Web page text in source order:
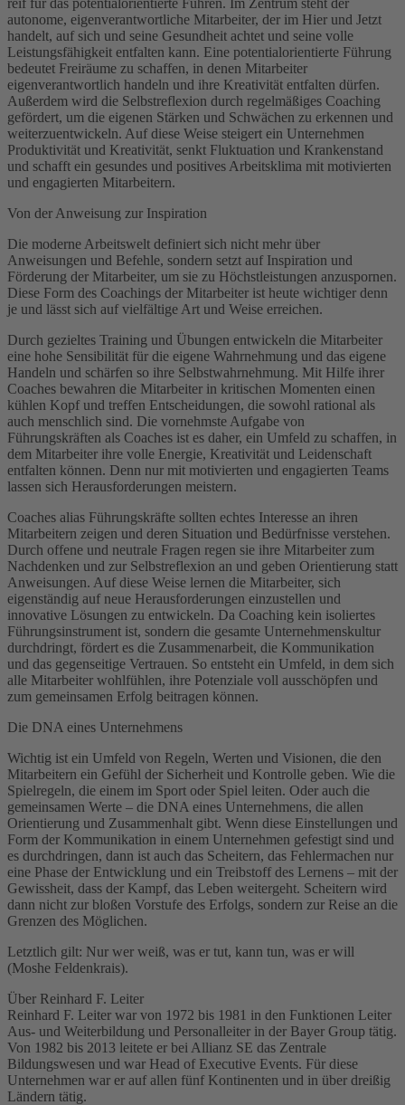
autonome, eigenverantwortliche Mitarbeiter, der im Hier und Jetzt
handelt, auf sich und seine Gesundheit achtet und seine volle
Leistungsfähigkeit entfalten kann. Eine potentialorientierte Führung
bedeutet Freiräume zu schaffen, in denen Mitarbeiter
eigenverantwortlich handeln und ihre Kreativität entfalten dürfen.
Außerdem wird die Selbstreflexion durch regelmäßiges Coaching
gefördert, um die eigenen Stärken und Schwächen zu erkennen und
weiterzuentwickeln. Auf diese Weise steigert ein Unternehmen
Produktivität und Kreativität, senkt Fluktuation und Krankenstand
und schafft ein gesundes und positives Arbeitsklima mit motivierten
und engagierten Mitarbeitern.
Von der Anweisung zur Inspiration
Die moderne Arbeitswelt definiert sich nicht mehr über
Anweisungen und Befehle, sondern setzt auf Inspiration und
Förderung der Mitarbeiter, um sie zu Höchstleistungen anzuspornen.
Diese Form des Coachings der Mitarbeiter ist heute wichtiger denn
je und lässt sich auf vielfältige Art und Weise erreichen.
Durch gezieltes Training und Übungen entwickeln die Mitarbeiter
eine hohe Sensibilität für die eigene Wahrnehmung und das eigene
Handeln und schärfen so ihre Selbstwahrnehmung. Mit Hilfe ihrer
Coaches bewahren die Mitarbeiter in kritischen Momenten einen
kühlen Kopf und treffen Entscheidungen, die sowohl rational als
auch menschlich sind. Die vornehmste Aufgabe von
Führungskräften als Coaches ist es daher, ein Umfeld zu schaffen, in
dem Mitarbeiter ihre volle Energie, Kreativität und Leidenschaft
entfalten können. Denn nur mit motivierten und engagierten Teams
lassen sich Herausforderungen meistern.
Coaches alias Führungskräfte sollten echtes Interesse an ihren
Mitarbeitern zeigen und deren Situation und Bedürfnisse verstehen.
Durch offene und neutrale Fragen regen sie ihre Mitarbeiter zum
Nachdenken und zur Selbstreflexion an und geben Orientierung statt
Anweisungen. Auf diese Weise lernen die Mitarbeiter, sich
eigenständig auf neue Herausforderungen einzustellen und
innovative Lösungen zu entwickeln. Da Coaching kein isoliertes
Führungsinstrument ist, sondern die gesamte Unternehmenskultur
durchdringt, fördert es die Zusammenarbeit, die Kommunikation
und das gegenseitige Vertrauen. So entsteht ein Umfeld, in dem sich
alle Mitarbeiter wohlfühlen, ihre Potenziale voll ausschöpfen und
zum gemeinsamen Erfolg beitragen können.
Die DNA eines Unternehmens
Wichtig ist ein Umfeld von Regeln, Werten und Visionen, die den
Mitarbeitern ein Gefühl der Sicherheit und Kontrolle geben. Wie die
Spielregeln, die einem im Sport oder Spiel leiten. Oder auch die
gemeinsamen Werte – die DNA eines Unternehmens, die allen
Orientierung und Zusammenhalt gibt. Wenn diese Einstellungen und
Form der Kommunikation in einem Unternehmen gefestigt sind und
es durchdringen, dann ist auch das Scheitern, das Fehlermachen nur
eine Phase der Entwicklung und ein Treibstoff des Lernens – mit der
Gewissheit, dass der Kampf, das Leben weitergeht. Scheitern wird
dann nicht zur bloßen Vorstufe des Erfolgs, sondern zur Reise an die
Grenzen des Möglichen.
Letztlich gilt: Nur wer weiß, was er tut, kann tun, was er will
(Moshe Feldenkrais).
Über Reinhard F. Leiter
Reinhard F. Leiter war von 1972 bis 1981 in den Funktionen Leiter
Aus- und Weiterbildung und Personalleiter in der Bayer Group tätig.
Von 1982 bis 2013 leitete er bei Allianz SE das Zentrale
Bildungswesen und war Head of Executive Events. Für diese
Unternehmen war er auf allen fünf Kontinenten und in über dreißig
Ländern tätig.